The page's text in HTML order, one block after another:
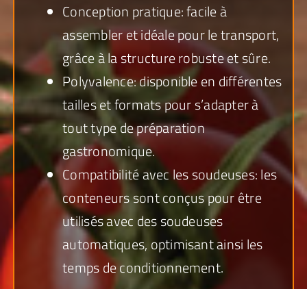
Conception pratique: facile à
assembler et idéale pour le transport,
grâce à la structure robuste et sûre.
Polyvalence: disponible en différentes
tailles et formats pour s’adapter à
tout type de préparation
gastronomique.
Compatibilité avec les soudeuses: les
conteneurs sont conçus pour être
utilisés avec des soudeuses
automatiques, optimisant ainsi les
temps de conditionnement.